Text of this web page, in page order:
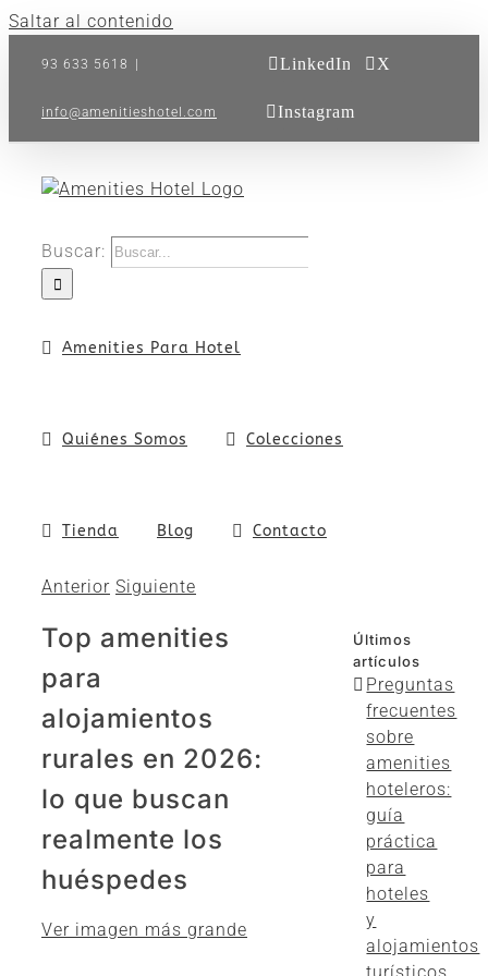
Saltar al contenido
93 633 5618
info@amenitieshotel.com
LinkedIn X
Instagram
Buscar:
Amenities Para Hotel
Quiénes Somos Colecciones
Tienda Blog Contacto
Anterior Siguiente
Top amenities
para
alojamientos
rurales en 2026:
lo que buscan
realmente los
huéspedes
Ver imagen más grande
Últimos
artículos
Preguntas
frecuentes
sobre
amenities
hoteleros:
guía
práctica
para
hoteles
y
alojamientos